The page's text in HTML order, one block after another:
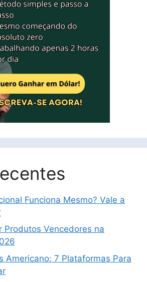
Funciona Mesmo? Vale a
Produtos Vencedores na
Americano: 7 Plataformas Para